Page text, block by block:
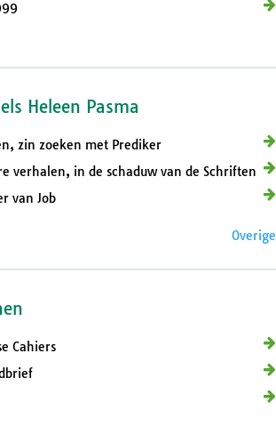
Heleen Pasma
zin zoeken met Prediker
verhalen, in de schaduw van de Schriften
van Job
Overige
Cahiers